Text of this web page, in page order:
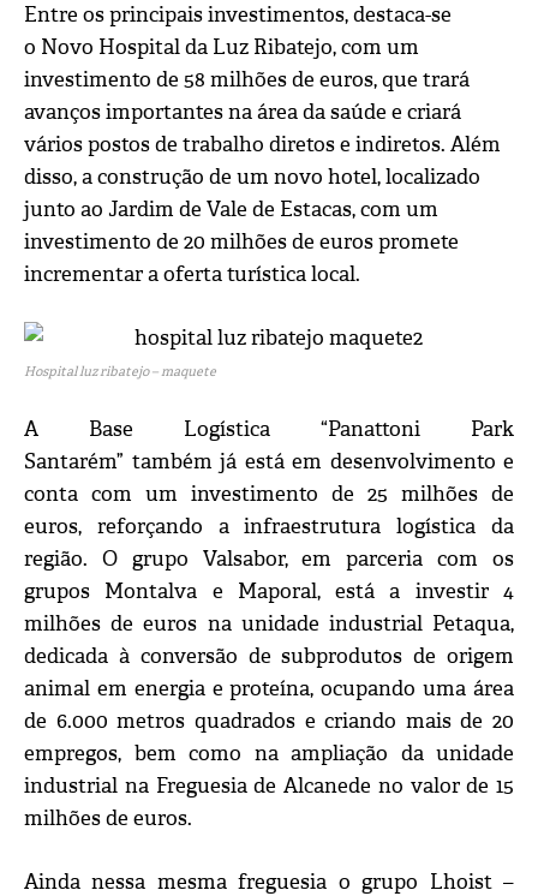
Entre os principais investimentos, destaca-se
o Novo Hospital da Luz Ribatejo, com um
investimento de 58 milhões de euros, que trará
avanços importantes na área da saúde e criará
vários postos de trabalho diretos e indiretos. Além
disso, a construção de um novo hotel, localizado
junto ao Jardim de Vale de Estacas, com um
investimento de 20 milhões de euros promete
incrementar a oferta turística local.
Hospital luz ribatejo – maquete
A Base Logística “Panattoni Park
Santarém” também já está em desenvolvimento e
conta com um investimento de 25 milhões de
euros, reforçando a infraestrutura logística da
região. O grupo Valsabor, em parceria com os
grupos Montalva e Maporal, está a investir 4
milhões de euros na unidade industrial Petaqua,
dedicada à conversão de subprodutos de origem
animal em energia e proteína, ocupando uma área
de 6.000 metros quadrados e criando mais de 20
empregos, bem como na ampliação da unidade
industrial na Freguesia de Alcanede no valor de 15
milhões de euros.
Ainda nessa mesma freguesia o grupo Lhoist –